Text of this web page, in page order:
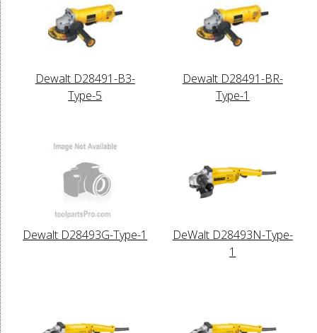
Dewalt D28491-B3-
Type-5
Dewalt D28491-BR-
Type-1
Dewalt D28493G-Type-1
DeWalt D28493N-Type-
1